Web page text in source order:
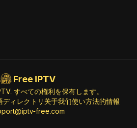
Free IPTV
すべての権利を保有します。
ディレクトリ 关于我们使い方法的情報
free.com